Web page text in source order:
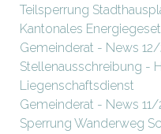
Teilsperrung
Kantonales
Gemeinderat - News 12/
Stellenausschreibung -
Liegenschaftsdienst
Gemeinderat - News 11/
Sperrung Wanderweg